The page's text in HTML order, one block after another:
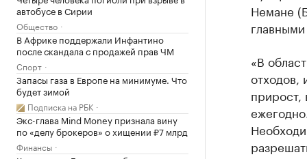
автобусе в Сирии
Общество
В Африке поддержали Инфантино
после скандала с продажей прав ЧМ
Спорт
Запасы газа в Европе на минимуме. Что
будет зимой
Подписка на РБК
Экс-глава Mind Money признала вину
по «делу брокеров» о хищении ₽7 млрд
Финансы
Немане
«В
отходов,
прирост,